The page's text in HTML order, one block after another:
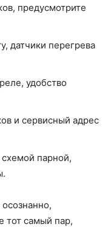
предусмотрите
датчики перегрева
удобство
и сервисный адрес
парной,
тот самый пар,